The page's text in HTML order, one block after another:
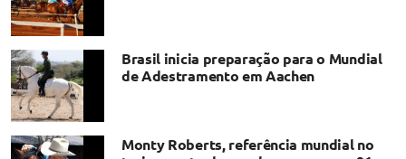
Brasil inicia preparação para o Mundial
de Adestramento em Aachen
Monty Roberts, referência mundial no